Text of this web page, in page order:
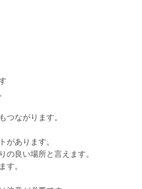
ながります。
あります。
良い場所と言えます。
。